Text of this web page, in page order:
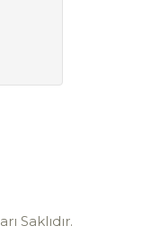
Saklıdır.